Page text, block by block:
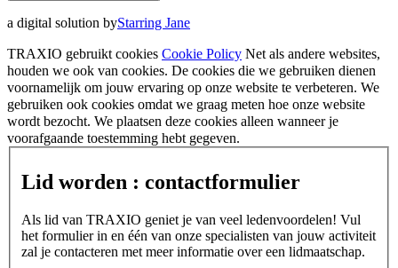
a digital solution byStarring Jane
TRAXIO gebruikt cookies Cookie Policy Net als andere websites,
houden we ook van cookies. De cookies die we gebruiken dienen
voornamelijk om jouw ervaring op onze website te verbeteren. We
gebruiken ook cookies omdat we graag meten hoe onze website
wordt bezocht. We plaatsen deze cookies alleen wanneer je
voorafgaande toestemming hebt gegeven.
Lid worden : contactformulier
Als lid van TRAXIO geniet je van veel ledenvoordelen! Vul
het formulier in en één van onze specialisten van jouw activiteit
zal je contacteren met meer informatie over een lidmaatschap.